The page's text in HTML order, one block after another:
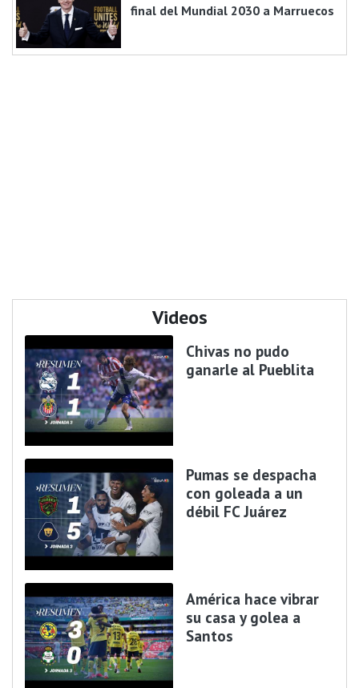
final del Mundial 2030 a Marruecos
Videos
Chivas no pudo
ganarle al Pueblita
Pumas se despacha
con goleada a un
débil FC Juárez
América hace vibrar
su casa y golea a
Santos